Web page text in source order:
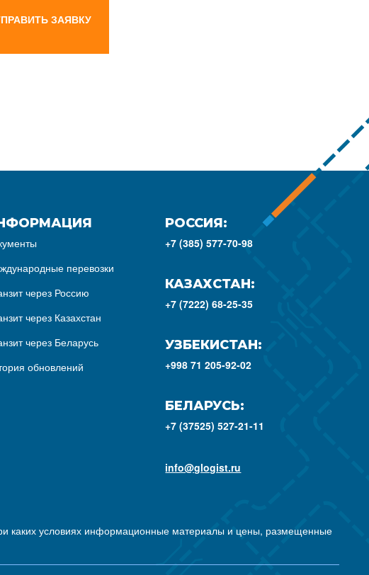
ЗАЯВКУ
перевозки
через Россию
через Казахстан
через Беларусь
обновлений
РОССИЯ:
+7 (385) 577-70-98
КАЗАХСТАН:
+7 (7222) 68-25-35
УЗБЕКИСТАН:
+998 71 205-92-02
БЕЛАРУСЬ:
+7 (37525) 527-21-11
info@glogist.ru
каких условиях информационные материалы и цены, размещенные